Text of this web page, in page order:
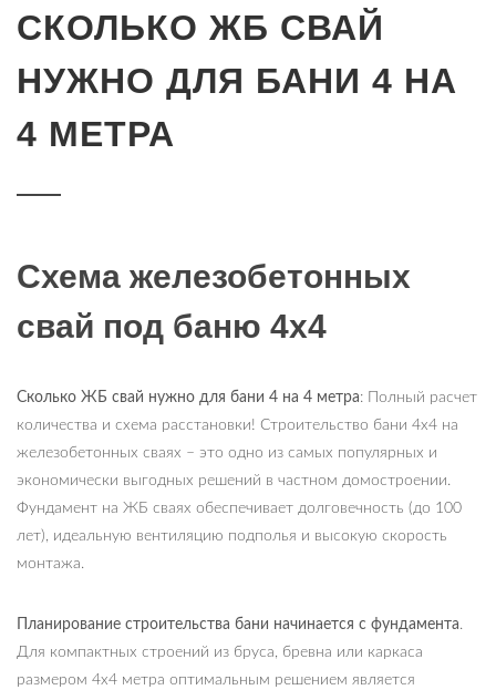
СКОЛЬКО ЖБ СВАЙ
НУЖНО ДЛЯ БАНИ 4 НА
4 МЕТРА
Схема железобетонных
свай под баню 4х4
Сколько ЖБ свай нужно для бани 4 на 4 метра: Полный расчет
количества и схема расстановки! Строительство бани 4х4 на
железобетонных сваях – это одно из самых популярных и
экономически выгодных решений в частном домостроении.
Фундамент на ЖБ сваях обеспечивает долговечность (до 100
лет), идеальную вентиляцию подполья и высокую скорость
монтажа.
Планирование строительства бани начинается с фундамента.
Для компактных строений из бруса, бревна или каркаса
размером 4х4 метра оптимальным решением является